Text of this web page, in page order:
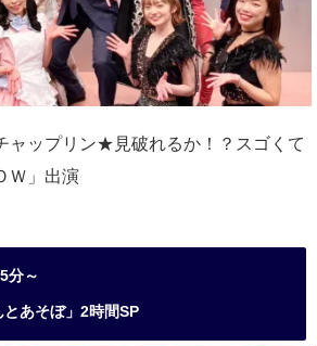
ャップリン★見破れるか！？スゴくて
Ｗ」出演
分～
あそぼ」2時間SP